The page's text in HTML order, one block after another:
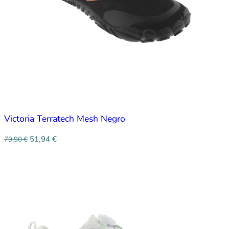
Victoria Terratech Mesh Negro
79,90€ 51,94 €